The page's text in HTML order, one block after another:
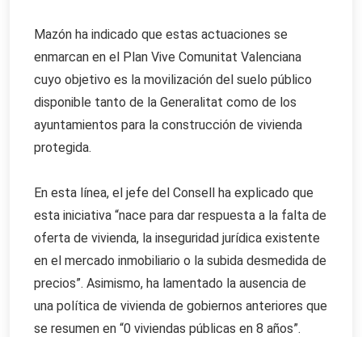
Mazón ha indicado que estas actuaciones se
enmarcan en el Plan Vive Comunitat Valenciana
cuyo objetivo es la movilización del suelo público
disponible tanto de la Generalitat como de los
ayuntamientos para la construcción de vivienda
protegida.
En esta línea, el jefe del Consell ha explicado que
esta iniciativa “nace para dar respuesta a la falta de
oferta de vivienda, la inseguridad jurídica existente
en el mercado inmobiliario o la subida desmedida de
precios”. Asimismo, ha lamentado la ausencia de
una política de vivienda de gobiernos anteriores que
se resumen en “0 viviendas públicas en 8 años”.